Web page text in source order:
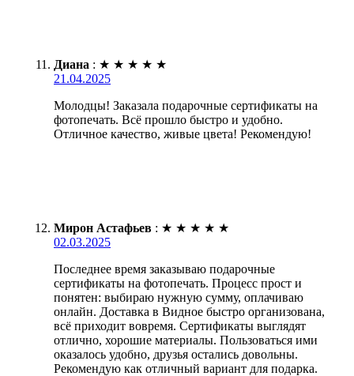
Диана : ★ ★ ★ ★ ★
21.04.2025
Молодцы! Заказала подарочные сертификаты на
фотопечать. Всё прошло быстро и удобно.
Отличное качество, живые цвета! Рекомендую!
Мирон Астафьев : ★ ★ ★ ★ ★
02.03.2025
Последнее время заказываю подарочные
сертификаты на фотопечать. Процесс прост и
понятен: выбираю нужную сумму, оплачиваю
онлайн. Доставка в Видное быстро организована,
всё приходит вовремя. Сертификаты выглядят
отлично, хорошие материалы. Пользоваться ими
оказалось удобно, друзья остались довольны.
Рекомендую как отличный вариант для подарка.